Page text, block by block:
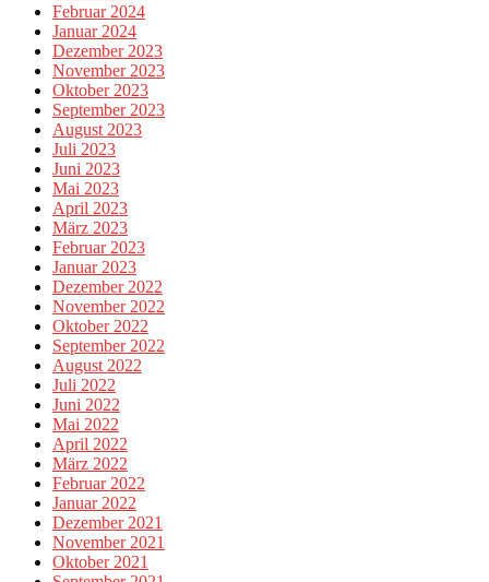
Februar 2024
Januar 2024
Dezember 2023
November 2023
Oktober 2023
September 2023
August 2023
Juli 2023
Juni 2023
Mai 2023
April 2023
März 2023
Februar 2023
Januar 2023
Dezember 2022
November 2022
Oktober 2022
September 2022
August 2022
Juli 2022
Juni 2022
Mai 2022
April 2022
März 2022
Februar 2022
Januar 2022
Dezember 2021
November 2021
Oktober 2021